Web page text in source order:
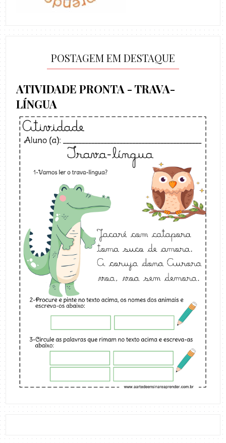
POSTAGEM EM DESTAQUE
ATIVIDADE PRONTA - TRAVA-
LÍNGUA